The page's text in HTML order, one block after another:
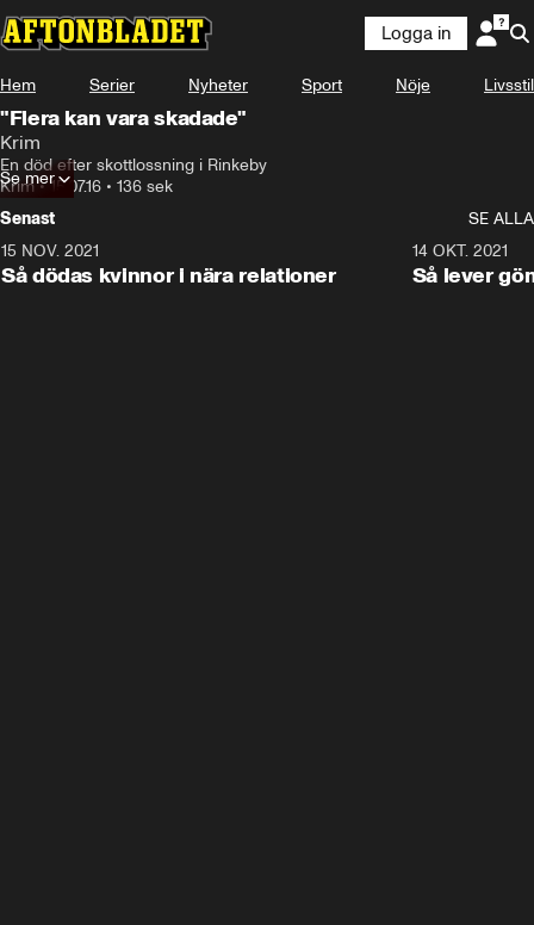
Logga in
Hem Serier Nyheter Sport Nöje Livsstil
"Flera kan vara skadade"
Krim
En död efter skottlossning i Rinkeby
Krim•15.07.16 • 136 sek
Se mer
Senast
SE ALLA
15 NOV. 2021
Så dödas kvinnor i nära relationer
14 OKT. 2021
Så lever